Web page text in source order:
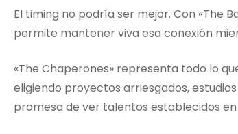
El timing no podría ser mejor. Con «The
permite mantener viva esa conexión
«The Chaperones» representa todo lo
eligiendo proyectos arriesgados,
promesa de ver talentos establecidos